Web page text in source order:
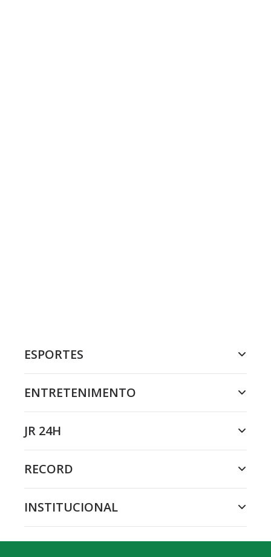
ESPORTES
ENTRETENIMENTO
JR 24H
RECORD
INSTITUCIONAL